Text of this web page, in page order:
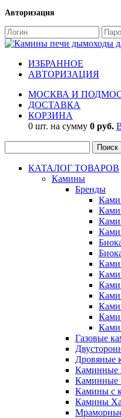
Авторизация
ИЗБРАННОЕ
АВТОРИЗАЦИЯ
МОСКВА И
ДОСТАВКА
КОРЗИНА
0 шт. на сумму 0 руб.
КАТАЛОГ ТОВАРОВ
Камины
Бренды
Газовые
Дровяные
Каминные
Каминные
Камины с
Камины